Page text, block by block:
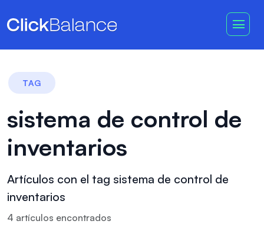
TAG
sistema de control de
inventarios
Artículos con el tag sistema de control de
inventarios
4 artículos encontrados